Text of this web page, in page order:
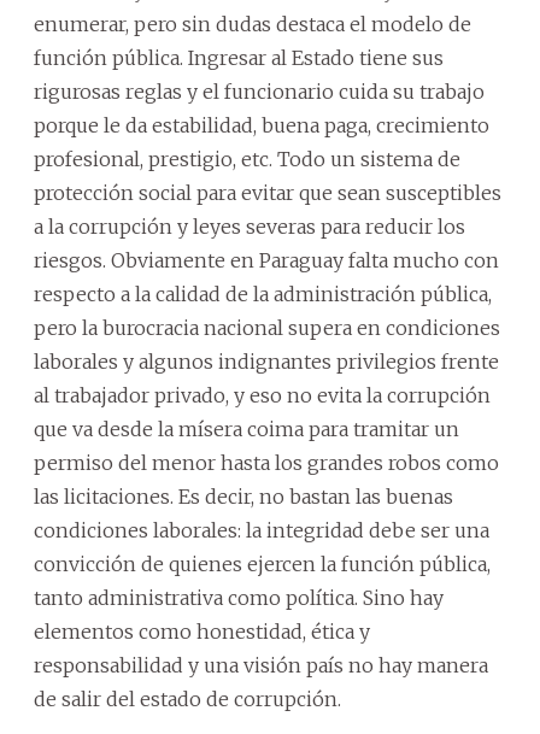
enumerar, pero sin dudas destaca el modelo de
función pública. Ingresar al Estado tiene sus
rigurosas reglas y el funcionario cuida su trabajo
porque le da estabilidad, buena paga, crecimiento
profesional, prestigio, etc. Todo un sistema de
protección social para evitar que sean susceptibles
a la corrupción y leyes severas para reducir los
riesgos. Obviamente en Paraguay falta mucho con
respecto a la calidad de la administración pública,
pero la burocracia nacional supera en condiciones
laborales y algunos indignantes privilegios frente
al trabajador privado, y eso no evita la corrupción
que va desde la mísera coima para tramitar un
permiso del menor hasta los grandes robos como
las licitaciones. Es decir, no bastan las buenas
condiciones laborales: la integridad debe ser una
convicción de quienes ejercen la función pública,
tanto administrativa como política. Sino hay
elementos como honestidad, ética y
responsabilidad y una visión país no hay manera
de salir del estado de corrupción.